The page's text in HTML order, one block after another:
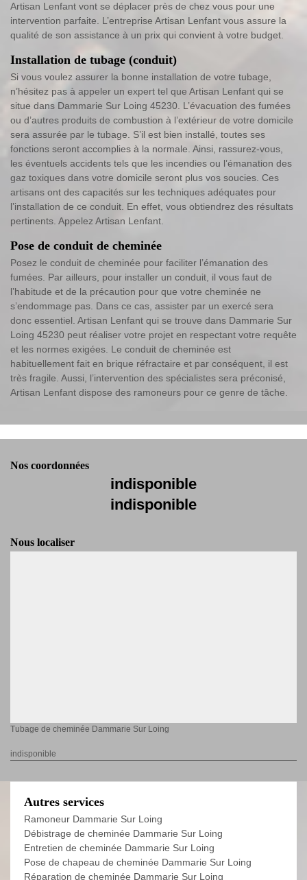
Artisan Lenfant vont se déplacer près de chez vous pour une
intervention parfaite. L’entreprise Artisan Lenfant vous assure la
qualité de son assistance à un prix qui convient à votre budget.
Installation de tubage (conduit)
Si vous voulez assurer la bonne installation de votre tubage,
n’hésitez pas à appeler un expert tel que Artisan Lenfant qui se
situe dans Dammarie Sur Loing 45230. L’évacuation des fumées
ou d’autres produits de combustion à l’extérieur de votre domicile
sera assurée par le tubage. S’il est bien installé, toutes ses
fonctions seront accomplies à la normale. Ainsi, rassurez-vous,
les éventuels accidents tels que les incendies ou l’émanation des
gaz toxiques dans votre domicile seront plus vos soucies. Ces
artisans ont des capacités sur les techniques adéquates pour
l’installation de ce conduit. En effet, vous obtiendrez des résultats
pertinents. Appelez Artisan Lenfant.
Pose de conduit de cheminée
Posez le conduit de cheminée pour faciliter l’émanation des
fumées. Par ailleurs, pour installer un conduit, il vous faut de
l’habitude et de la précaution pour que votre cheminée ne
s’endommage pas. Dans ce cas, assister par un exercé sera
donc essentiel. Artisan Lenfant qui se trouve dans Dammarie Sur
Loing 45230 peut réaliser votre projet en respectant votre requête
et les normes exigées. Le conduit de cheminée est
habituellement fait en brique réfractaire et par conséquent, il est
très fragile. Aussi, l’intervention des spécialistes sera préconisé,
Artisan Lenfant dispose des ramoneurs pour ce genre de tâche.
Nos coordonnées
indisponible
indisponible
Nous localiser
Tubage de cheminée Dammarie Sur Loing
indisponible
Autres services
Ramoneur Dammarie Sur Loing
Débistrage de cheminée Dammarie Sur Loing
Entretien de cheminée Dammarie Sur Loing
Pose de chapeau de cheminée Dammarie Sur Loing
Réparation de cheminée Dammarie Sur Loing